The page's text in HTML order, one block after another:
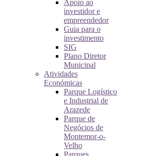
Apoio ao
investidor e
empreendedor
Guia para o
investimento
SIG
Plano Diretor
Municipal
Atividades
Económicas
Parque Logístico
e Industrial de
Arazede
Parque de
Negócios de
Montemor-o-
Velho
Parques